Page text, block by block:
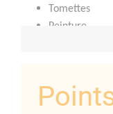
Tomettes
Peinture
Clim